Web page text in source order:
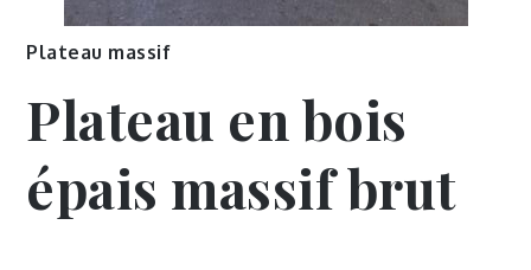
Plateau massif
Plateau en bois
épais massif brut